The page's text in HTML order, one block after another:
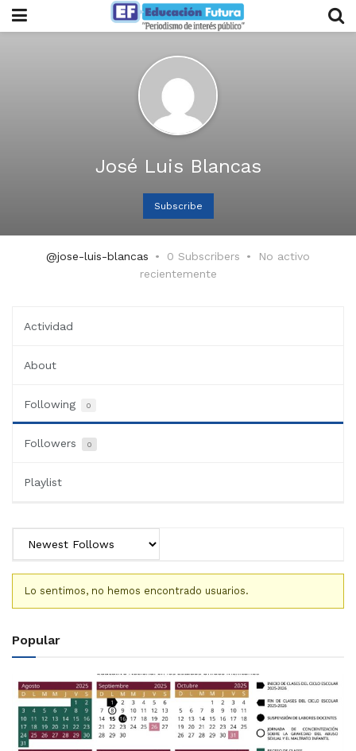
José Luis Blancas
Subscribe
@jose-luis-blancas 0 Subscribers
No activo
recientemente
Actividad
About
Following 0
Followers 0
Playlist
Lo sentimos, no hemos encontrado usuarios.
Popular